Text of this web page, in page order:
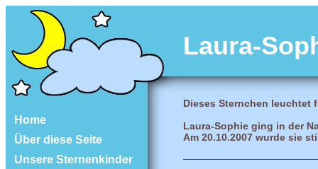
Laura-
Home
Über diese Seite
Unsere Sternenkinder
Dieses Sternchen leuchtet
Laura-Sophie ging in der
Am 20.10.2007 wurde sie